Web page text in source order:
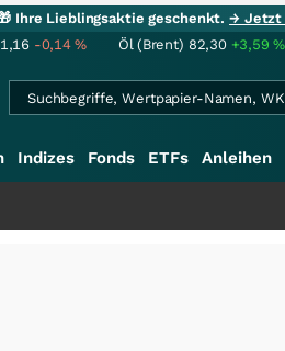
Ihre Lieblingsaktie geschenkt.→ Jetzt
-0,14% Öl (Brent) 82,30 +3,59%
Indizes Fonds ETFs Anleihen